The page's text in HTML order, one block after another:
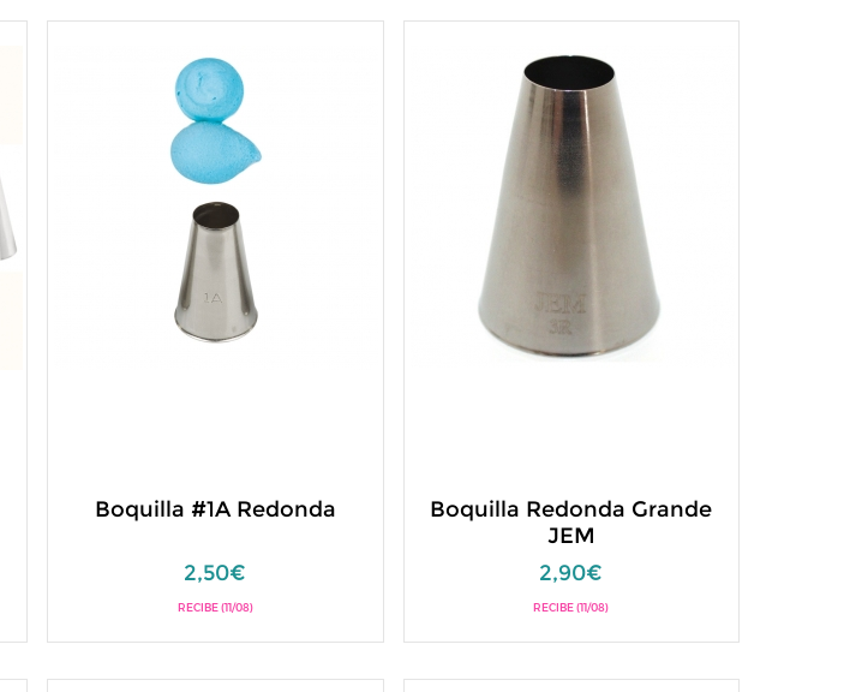
Boquilla #1A Redonda
2,50€
RECIBE (11/08)
Boquilla Redonda Grande
JEM
2,90€
RECIBE (11/08)